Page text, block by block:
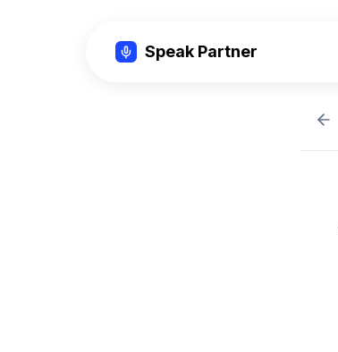
Speak Partner